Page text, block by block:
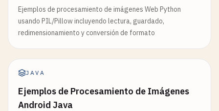
Ejemplos de procesamiento de imágenes Web Python
usando PIL/Pillow incluyendo lectura, guardado,
redimensionamiento y conversión de formato
JAVA
Ejemplos de Procesamiento de Imágenes
Android Java